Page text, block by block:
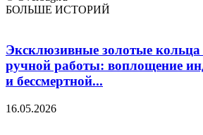
БОЛЬШЕ ИСТОРИЙ
Эксклюзивные золотые
ручной работы: воплощение
и бессмертной...
16.05.2026